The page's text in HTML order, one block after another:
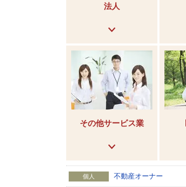
法人
その他サービス業
個人 不動産オーナー